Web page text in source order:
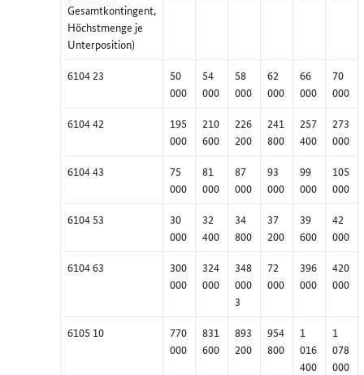
Gesamtkontingent,
Höchstmenge je
Unterposition)
6104 23
50
000
54
000
58
000
62
000
66
000
70
000
6104 42
195
000
210
600
226
200
241
800
257
400
273
000
6104 43
75
000
81
000
87
000
93
000
99
000
105
000
6104 53
30
000
32
400
34
800
37
200
39
600
42
000
6104 63
300
000
324
000
348
000
3
72
000
396
000
420
000
6105 10
770
000
831
600
893
200
954
800
1
016
400
1
078
000